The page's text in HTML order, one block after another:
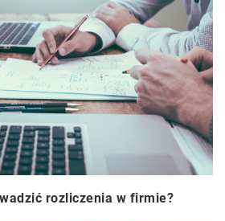
rozliczenia w firmie?